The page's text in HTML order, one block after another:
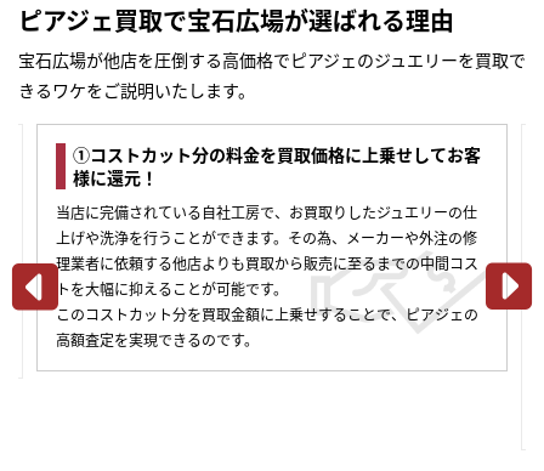
ピアジェ買取で宝石広場が選ばれる理由
宝石広場が他店を圧倒する高価格でピアジェのジュエリーを買取で
きるワケをご説明いたします。
①コストカット分の料金を買取価格に上乗せしてお客
様に還元！
当店に完備されている自社工房で、お買取りしたジュエリーの仕
上げや洗浄を行うことができます。その為、メーカーや外注の修
理業者に依頼する他店よりも買取から販売に至るまでの中間コス
トを大幅に抑えることが可能です。
このコストカット分を買取金額に上乗せすることで、ピアジェの
高額査定を実現できるのです。